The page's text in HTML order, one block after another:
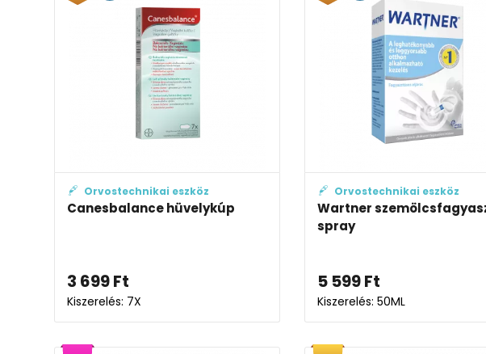
Orvostechnikai eszköz
Canesbalance hüvelykúp
3 699Ft
Kiszerelés: 7X
Orvostechnikai eszköz
Wartner
spray
5 599Ft
Kiszerelés: 50ML